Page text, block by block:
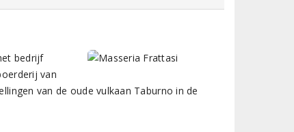
bedrijf
van
van de oude vulkaan Taburno in de